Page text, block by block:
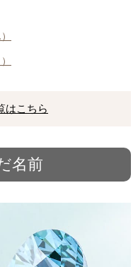
はこちら
名前